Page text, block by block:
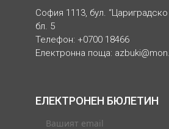
София 1113, бул.
бл. 5
Телефон: +0700 18466
Електронна поща:
ЕЛЕКТРОНЕН БЮЛЕТИН